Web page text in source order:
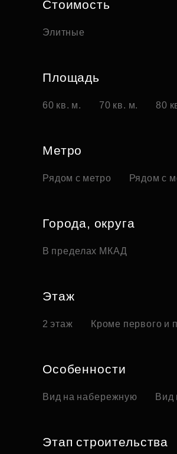
Стоимость
Элитные
Площадь
60 кв. м. 70 кв. м. 80
Метро
Рядом с метро Рядом с
Города, округа
В пределах МКАД
Этаж
2 этаж Кроме первого и
Особенности
Вид на набережную Вид
Этап строительства